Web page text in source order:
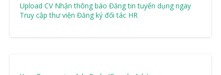
Upload CV Nhận thông báo Đăng tin tuyển dụng ngay
Truy cập thư viện Đăng ký đối tác HR